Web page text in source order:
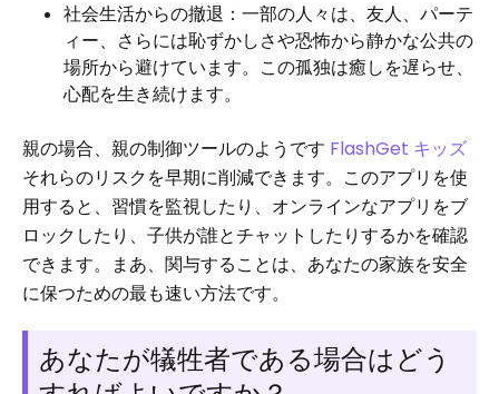
社会生活からの撤退：一部の人々は、友人、パーテ
ィー、さらには恥ずかしさや恐怖から静かな公共の
場所から避けています。この孤独は癒しを遅らせ、
心配を生き続けます。
親の場合、親の制御ツールのようです FlashGet キッズ
それらのリスクを早期に削減できます。このアプリを使
用すると、習慣を監視したり、オンラインなアプリをブ
ロックしたり、子供が誰とチャットしたりするかを確認
できます。まあ、関与することは、あなたの家族を安全
に保つための最も速い方法です。
あなたが犠牲者である場合はどう